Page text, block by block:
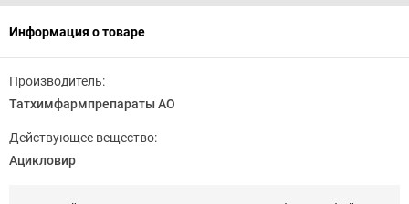
Информация о товаре
Производитель:
Татхимфармпрепараты АО
Действующее вещество:
Ацикловир